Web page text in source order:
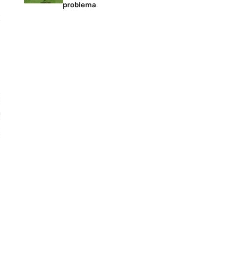
problema